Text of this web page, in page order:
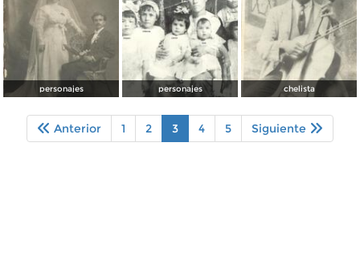
personajes personajes chelista
Anterior 1 2 3 4 5 Siguiente